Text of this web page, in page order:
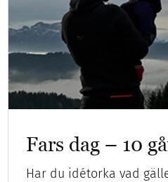
Fars dag – 10
Har du idétorka vad